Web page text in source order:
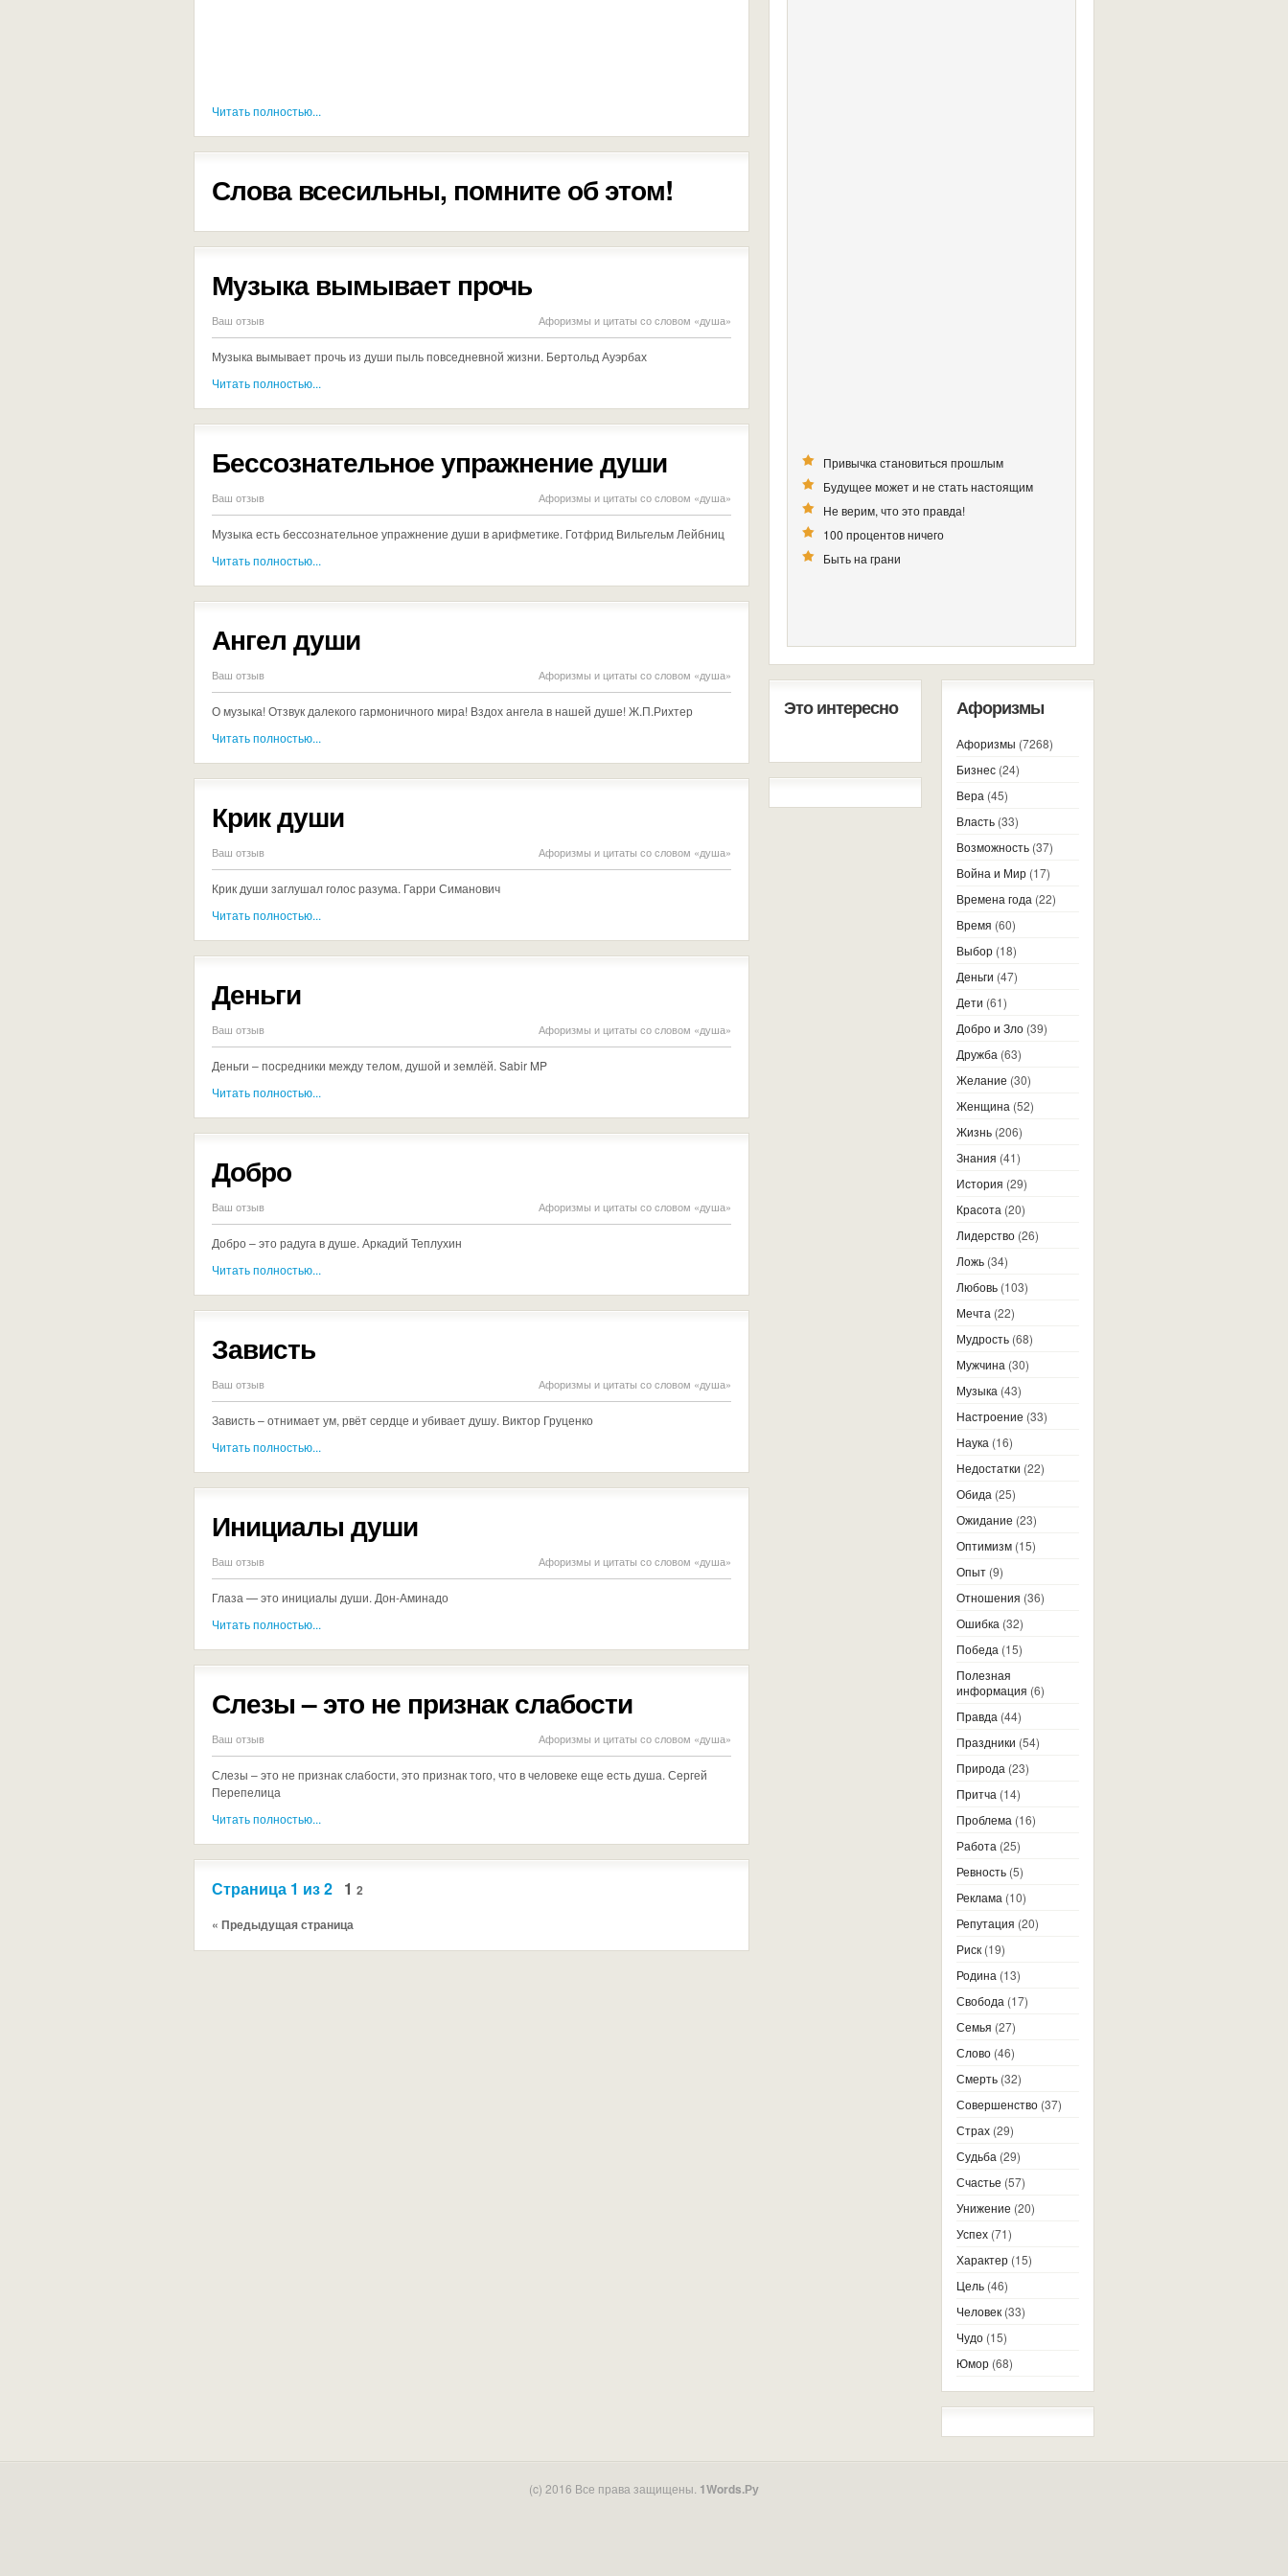
Читать полностью...
Слова всесильны, помните об этом!
Музыка вымывает прочь
Ваш отзыв Афоризмы и цитаты со словом «душа»
Музыка вымывает прочь из души пыль повседневной жизни. Бертольд Ауэрбах
Читать полностью...
Бессознательное упражнение души
Ваш отзыв Афоризмы и цитаты со словом «душа»
Музыка есть бессознательное упражнение души в арифметике. Готфрид Вильгельм Лейбниц
Читать полностью...
Ангел души
Ваш отзыв Афоризмы и цитаты со словом «душа»
О музыка! Отзвук далекого гармоничного мира! Вздох ангела в нашей душе! Ж.П.Рихтер
Читать полностью...
Крик души
Ваш отзыв Афоризмы и цитаты со словом «душа»
Крик души заглушал голос разума. Гарри Симанович
Читать полностью...
Деньги
Ваш отзыв Афоризмы и цитаты со словом «душа»
Деньги – посредники между телом, душой и землёй. Sabir MP
Читать полностью...
Добро
Ваш отзыв Афоризмы и цитаты со словом «душа»
Добро – это радуга в душе. Аркадий Теплухин
Читать полностью...
Зависть
Ваш отзыв Афоризмы и цитаты со словом «душа»
Зависть – отнимает ум, рвёт сердце и убивает душу. Виктор Груценко
Читать полностью...
Инициалы души
Ваш отзыв Афоризмы и цитаты со словом «душа»
Глаза — это инициалы души. Дон-Аминадо
Читать полностью...
Слезы – это не признак слабости
Ваш отзыв Афоризмы и цитаты со словом «душа»
Слезы – это не признак слабости, это признак того, что в человеке еще есть душа. Сергей
Перепелица
Читать полностью...
Страница 1 из 2 1 2
« Предыдущая страница
Привычка становиться прошлым
Будущее может и не стать настоящим
Не верим, что это правда!
100 процентов ничего
Быть на грани
Это интересно Афоризмы
Афоризмы (7268)
Бизнес (24)
Вера (45)
Власть (33)
Возможность (37)
Война и Мир (17)
Времена года (22)
Время (60)
Выбор (18)
Деньги (47)
Дети (61)
Добро и Зло (39)
Дружба (63)
Желание (30)
Женщина (52)
Жизнь (206)
Знания (41)
История (29)
Красота (20)
Лидерство (26)
Ложь (34)
Любовь (103)
Мечта (22)
Мудрость (68)
Мужчина (30)
Музыка (43)
Настроение (33)
Наука (16)
Недостатки (22)
Обида (25)
Ожидание (23)
Оптимизм (15)
Опыт (9)
Отношения (36)
Ошибка (32)
Победа (15)
Полезная
информация (6)
Правда (44)
Праздники (54)
Природа (23)
Притча (14)
Проблема (16)
Работа (25)
Ревность (5)
Реклама (10)
Репутация (20)
Риск (19)
Родина (13)
Свобода (17)
Семья (27)
Слово (46)
Смерть (32)
Совершенство (37)
Страх (29)
Судьба (29)
Счастье (57)
Унижение (20)
Успех (71)
Характер (15)
Цель (46)
Человек (33)
Чудо (15)
Юмор (68)
(c) 2016 Все права защищены. 1Words.Ру